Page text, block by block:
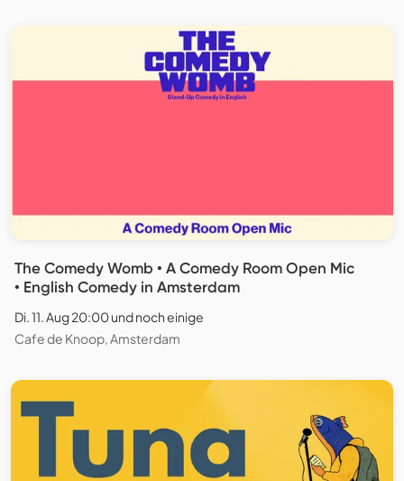
The Comedy Womb • A Comedy Room Open Mic
• English Comedy in Amsterdam
Di. 11. Aug 20:00 und noch einige
Cafe de Knoop, Amsterdam